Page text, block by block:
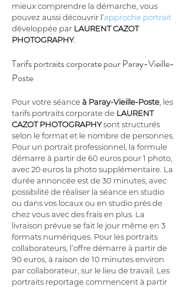
mieux comprendre la démarche, vous
pouvez aussi découvrir l’approche portrait
développée par LAURENT CAZOT
PHOTOGRAPHY.
Tarifs portraits corporate pour Paray-Vieille-
Poste
Pour votre séance à Paray-Vieille-Poste , les
tarifs portraits corporate de LAURENT
CAZOT PHOTOGRAPHY sont structurés
selon le format et le nombre de personnes.
Pour un portrait professionnel, la formule
démarre à partir de 60 euros pour 1 photo,
avec 20 euros la photo supplémentaire. La
durée annoncée est de 30 minutes, avec
possibilité de réaliser la séance en studio
ou dans vos locaux ou en studio près de
chez vous avec des frais en plus. La
livraison prévue se fait le jour même en 3
formats numériques. Pour les portraits
collaborateurs, l’offre démarre à partir de
90 euros, à raison de 10 minutes environ
par collaborateur, sur le lieu de travail. Les
portraits reportage commencent à partir